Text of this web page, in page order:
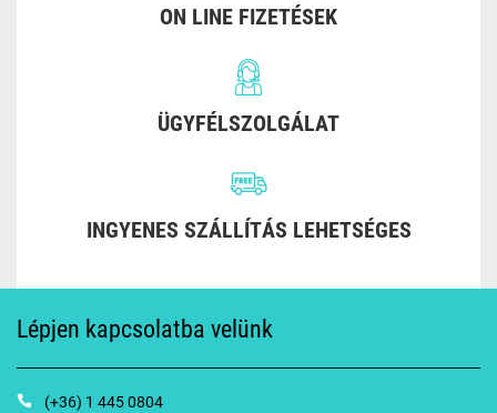
ON LINE FIZETÉSEK
ÜGYFÉLSZOLGÁLAT
INGYENES SZÁLLÍTÁS LEHETSÉGES
Lépjen kapcsolatba velünk
(+36) 1 445 0804